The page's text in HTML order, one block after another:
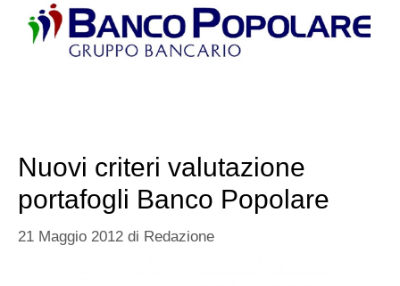
Nuovi criteri valutazione
portafogli Banco Popolare
21 Maggio 2012 di Redazione